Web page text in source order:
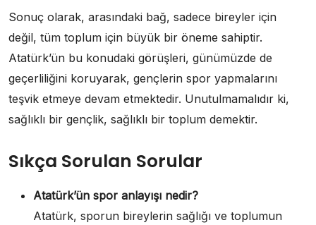
Sonuç olarak, arasındaki bağ, sadece bireyler için
değil, tüm toplum için büyük bir öneme sahiptir.
Atatürk’ün bu konudaki görüşleri, günümüzde de
geçerliliğini koruyarak, gençlerin spor yapmalarını
teşvik etmeye devam etmektedir. Unutulmamalıdır ki,
sağlıklı bir gençlik, sağlıklı bir toplum demektir.
Sıkça Sorulan Sorular
Atatürk’ün spor anlayışı nedir?
Atatürk, sporun bireylerin sağlığı ve toplumun